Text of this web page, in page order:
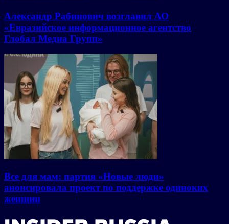
Александр Рабинович возглавил АО
«Евразийское информационное агентство
Глобал Медиа Групп»
Все для мам: партия «Новые люди»
анонсировала проект по поддержке одиноких
женщин